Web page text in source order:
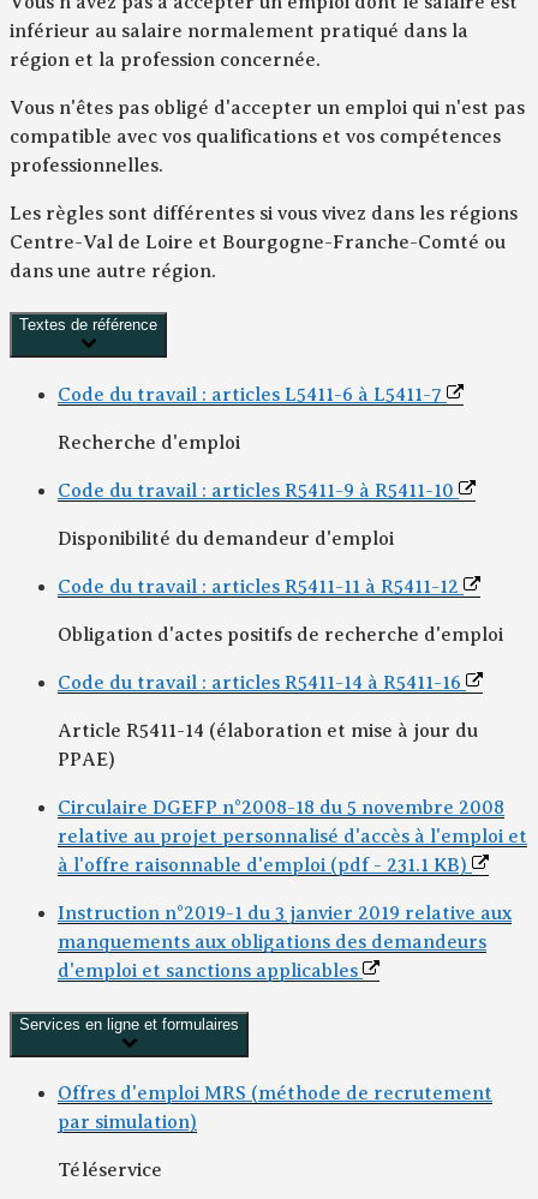
inférieur au salaire normalement pratiqué dans la
région et la profession concernée.
Vous n'êtes pas obligé d'accepter un emploi qui n'est pas
compatible avec vos qualifications et vos compétences
professionnelles.
Les règles sont différentes si vous vivez dans les régions
Centre-Val de Loire et Bourgogne-Franche-Comté ou
dans une autre région.
Textes de référence
Code du travail : articles L5411-6 à L5411-7
Recherche d'emploi
Code du travail : articles R5411-9 à R5411-10
Disponibilité du demandeur d'emploi
Code du travail : articles R5411-11 à R5411-12
Obligation d'actes positifs de recherche d'emploi
Code du travail : articles R5411-14 à R5411-16
Article R5411-14 (élaboration et mise à jour du
PPAE)
Circulaire DGEFP n°2008-18 du 5 novembre 2008
relative au projet personnalisé d'accès à l'emploi et
à l'offre raisonnable d'emploi (pdf - 231.1 KB)
Instruction n°2019-1 du 3 janvier 2019 relative aux
manquements aux obligations des demandeurs
d'emploi et sanctions applicables
Services en ligne et formulaires
Offres d'emploi MRS (méthode de recrutement
par simulation)
Téléservice